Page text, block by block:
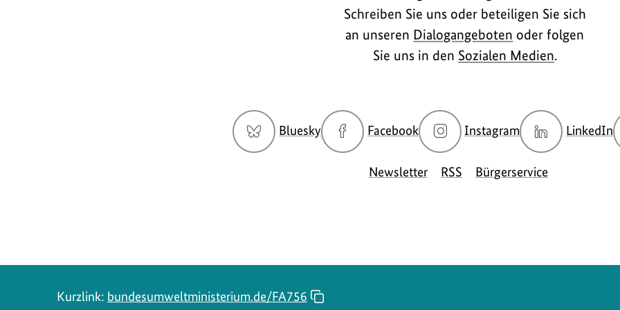
Schreiben Sie uns oder beteiligen Sie sich
an unseren Dialogangeboten oder folgen
Sie uns in den Sozialen Medien.
Bluesky
zur
Bluesky-
Seite
Facebook
zur
Facebook-
Seite
des
Instagram
zur
Instagram-
Seite
des
LinkedIn
Newsletter RSS Bürgerservice
Kurzlink: bundesumweltministerium.de/FA756